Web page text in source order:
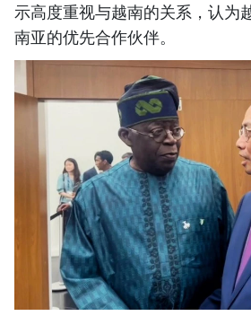
示高度重视与越南的关系，认为
南亚的优先合作伙伴。